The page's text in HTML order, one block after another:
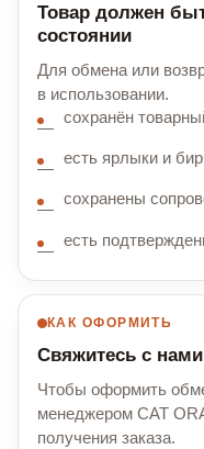
Товар должен
состоянии
Для обмена или
в использовании.
сохранён
есть ярлыки и
сохранены
есть
КАК ОФОРМИТЬ
Свяжитесь с нами
Чтобы оформить
менеджером CAT
получения заказа.